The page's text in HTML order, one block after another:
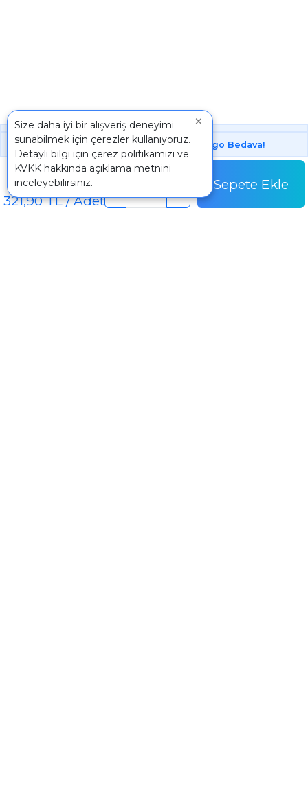
×
Size daha iyi bir alışveriş deneyimi
sunabilmek için çerezler kullanıyoruz.
Detaylı bilgi için çerez politikamızı ve
KVKK hakkında açıklama metnini
inceleyebilirsiniz.
1000 ₺ Üstünde Bu Üründe Kargo Bedava!
321,90 TL
Adet Fiyatı
321,90 TL / Adet
Adet
Sepete Ekle